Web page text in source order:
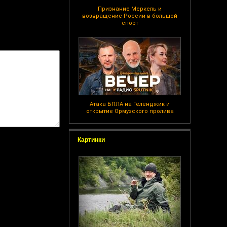
Признание Меркель и
возвращение России в большой
спорт
Атака БПЛА на Геленджик и
открытие Ормузского пролива
Картинки